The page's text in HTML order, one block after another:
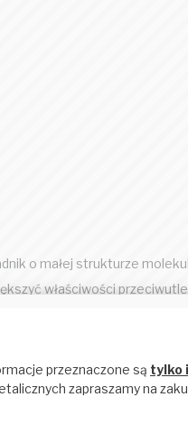
o małej strukturze
właściwości
antyseptyczne i gojące
łagodzenia i pobudzania
zdrowy układ krążenia –